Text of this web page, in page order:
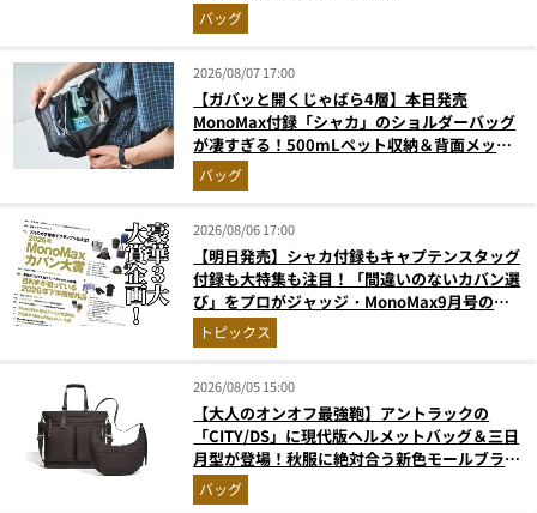
バッグ
2026/08/07 17:00
【ガバッと開くじゃばら4層】本日発売
MonoMax付録「シャカ」のショルダーバッグ
が凄すぎる！500mLペット収納＆背面メッシ
ュでベタつかない
バッグ
2026/08/06 17:00
【明日発売】シャカ付録もキャプテンスタッグ
付録も大特集も注目！「間違いのないカバン選
び」をプロがジャッジ・MonoMax9月号の目
次を公開
トピックス
2026/08/05 15:00
【大人のオンオフ最強鞄】アントラックの
「CITY/DS」に現代版ヘルメットバッグ＆三日
月型が登場！秋服に絶対合う新色モールブラウ
ンが傑作
バッグ